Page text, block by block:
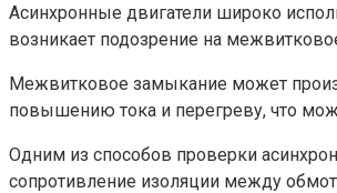
Асинхронные двигатели широко
возникает подозрение на
Межвитковое замыкание может
повышению тока и перегреву, что
Одним из способов проверки
сопротивление изоляции между